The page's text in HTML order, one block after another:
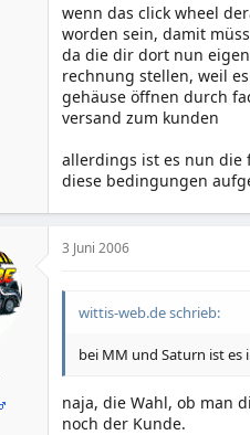
wenn das click wheel
worden sein, damit
da die dir dort nun
rechnung stellen, weil
gehäuse öffnen durch
versand zum kunden
allerdings ist es nun die
diese bedingungen
3 Juni 2006
wittis-web.de schrieb:
bei MM und Saturn ist
naja, die Wahl, ob man
noch der Kunde.